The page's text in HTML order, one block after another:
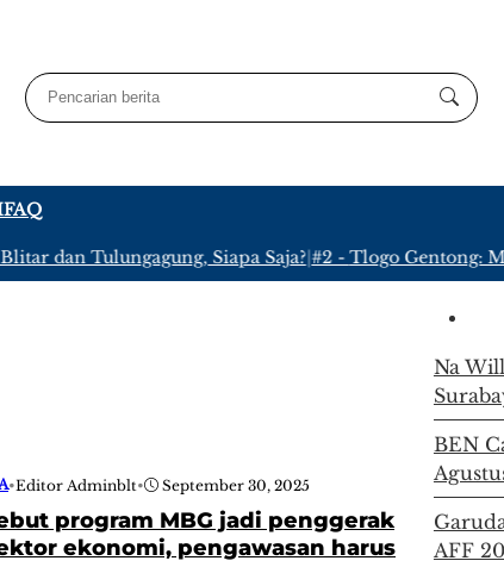
FAQ
dan Tulungagung, Siapa Saja?|#2 - Tlogo Gentong:
•Editor Adminblt• September 30, 2025
program MBG jadi penggerak
ekonomi, pengawasan harus
Na
BEN
AFF